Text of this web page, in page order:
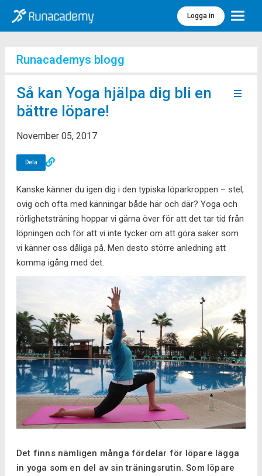
Logga in Meny
Runacademys blogg
Så kan Yoga hjälpa dig bli en
bättre löpare!
November 05, 2017
Dela
Kanske känner du igen dig i den typiska löparkroppen – stel,
ovig och ofta med känningar både här och där? Yoga och
rörlighetsträning hoppar vi gärna över för att det tar tid från
löpningen och för att vi inte tycker om att göra saker som
vi känner oss dåliga på. Men desto större anledning att
komma igång med det.
Det finns nämligen många fördelar för löpare lägga
in yoga som en del av sin träningsrutin. Som löpare